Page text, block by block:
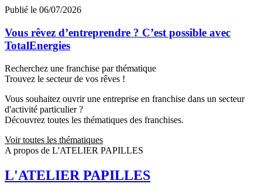
Publié le 06/07/2026
Vous rêvez d’entreprendre ? C’est possible avec
TotalEnergies
Recherchez une franchise par thématique
Trouvez le secteur de vos rêves !
Vous souhaitez ouvrir une entreprise en franchise dans un secteur
d'activité particulier ?
Découvrez toutes les thématiques des franchises.
Voir toutes les thématiques
A propos de L'ATELIER PAPILLES
L'ATELIER PAPILLES